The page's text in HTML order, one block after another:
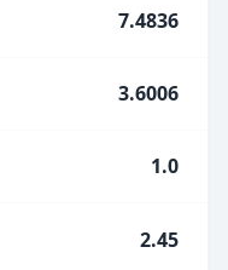
7.4836
3.6006
1.0
2.45